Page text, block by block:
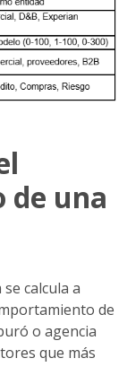
de una
calcula a
de
o agencia
que más